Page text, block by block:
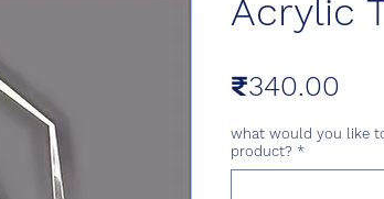
Acrylic
₹340.00
what would you like
product? *